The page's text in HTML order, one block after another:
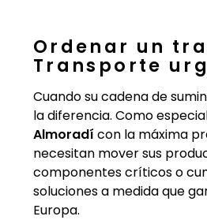
Ordenar un
Transporte
Cuando su cadena de
la diferencia. Como
Almoradí con la máxima
necesitan mover sus
componentes críticos o
soluciones a medida que
Europa.